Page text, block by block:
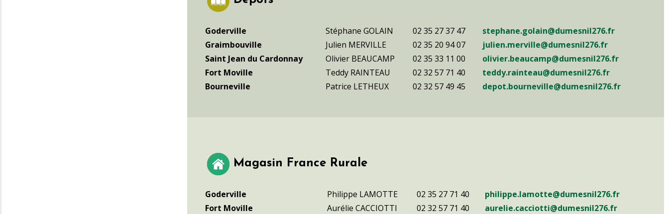
Goderville Stéphane GOLAIN 02 35 27 37 47
stephane.golain@dumesnil276.fr
Graimbouville
Julien MERVILLE 02 35 20 94 07
julien.merville@dumesnil276.fr
Saint Jean du Cardonnay
Olivier BEAUCAMP 02 35 33 11 00
olivier.beaucamp@dumesnil276.fr
Fort Moville
Teddy RAINTEAU 02 32 57 71 40
teddy.rainteau@dumesnil276.fr
Bourneville
Patrice LETHEUX 02 32 57 49 45 depot.bourneville@dumesnil276.fr
Magasin France Rurale
Goderville Philippe LAMOTTE 02 35 27 71 40
philippe.lamotte@dumesnil276.fr
Fort Moville
Aurélie CACCIOTTI 02 32 57 71 40
aurelie.cacciotti@dumesnil276.fr